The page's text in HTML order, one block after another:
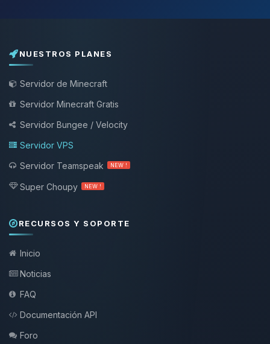
NUESTROS PLANES
Servidor de Minecraft
Servidor Minecraft Gratis
Servidor Bungee / Velocity
Servidor VPS
Servidor Teamspeak
NEW !
Super Choupy NEW !
RECURSOS Y SOPORTE
Inicio
Noticias
FAQ
Documentación API
Foro